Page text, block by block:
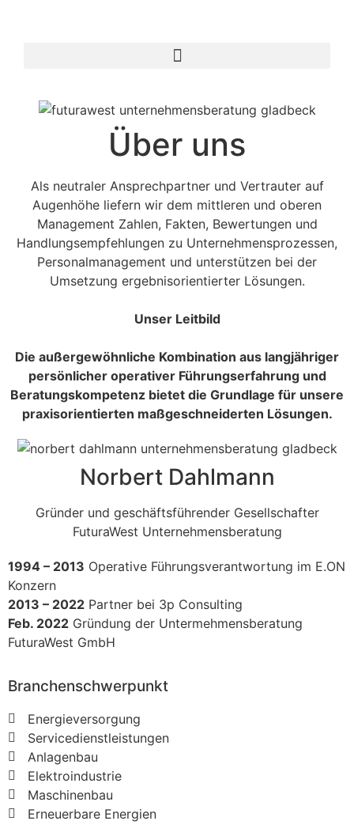
Über uns
Als neutraler Ansprechpartner und Vertrauter auf
Augenhöhe liefern wir dem mittleren und oberen
Management Zahlen, Fakten, Bewertungen und
Handlungsempfehlungen zu Unternehmensprozessen,
Personalmanagement und unterstützen bei der
Umsetzung ergebnisorientierter Lösungen.
Unser Leitbild
Die außergewöhnliche Kombination aus langjähriger
persönlicher operativer Führungserfahrung und
Beratungskompetenz bietet die Grundlage für unsere
praxisorientierten maßgeschneiderten Lösungen.
Norbert Dahlmann
Gründer und geschäftsführender Gesellschafter
FuturaWest Unternehmensberatung
1994 – 2013 Operative Führungsverantwortung im E.ON
Konzern
2013 – 2022 Partner bei 3p Consulting
Feb. 2022 Gründung der Untermehmensberatung
FuturaWest GmbH
Branchenschwerpunkt
Energieversorgung
Servicedienstleistungen
Anlagenbau
Elektroindustrie
Maschinenbau
Erneuerbare Energien